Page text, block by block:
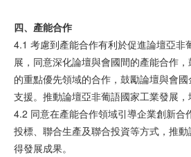
四、產能合作
4.1 考慮到產能合作有利於促進論壇亞非
展，同意深化論壇與會國間的產能合作
的重點優先領域的合作，鼓勵論壇與會
支援。推動論壇亞非葡語國家工業發展，
4.2 同意在產能合作領域引導企業創新合
投標、聯合生產及聯合投資等方式，推
得發展成果。